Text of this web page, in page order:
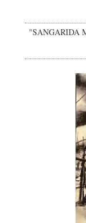
"SANGARIDA